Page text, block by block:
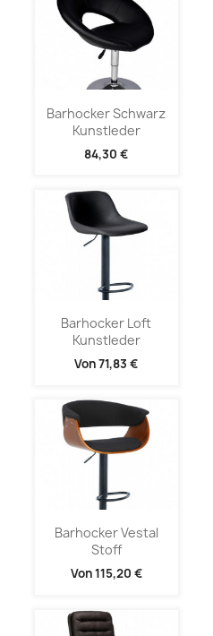
Barhocker Schwarz
Kunstleder
84,30 €
Barhocker Loft
Kunstleder
Von71,83 €
Barhocker Vestal
Stoff
Von115,20 €